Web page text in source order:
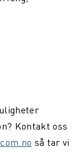
Kontakt oss
så tar vi